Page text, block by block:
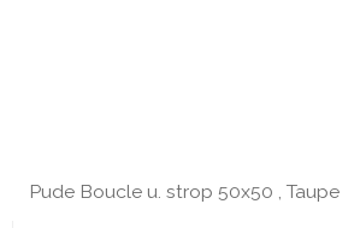
Pude Boucle u. strop 50x50 , Taupe